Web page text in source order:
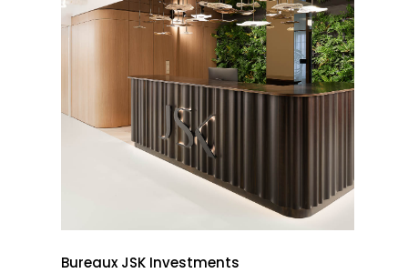
Bureaux JSK Investments